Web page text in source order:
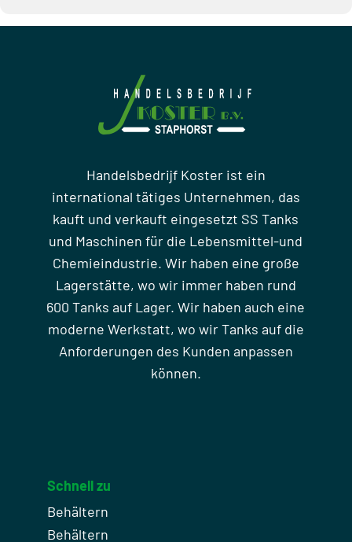
Handelsbedrijf Koster ist ein
international tätiges Unternehmen, das
kauft und verkauft eingesetzt SS Tanks
und Maschinen für die Lebensmittel-und
Chemieindustrie. Wir haben eine große
Lagerstätte, wo wir immer haben rund
600 Tanks auf Lager. Wir haben auch eine
moderne Werkstatt, wo wir Tanks auf die
Anforderungen des Kunden anpassen
können.
Schnell zu
Behältern
Behältern